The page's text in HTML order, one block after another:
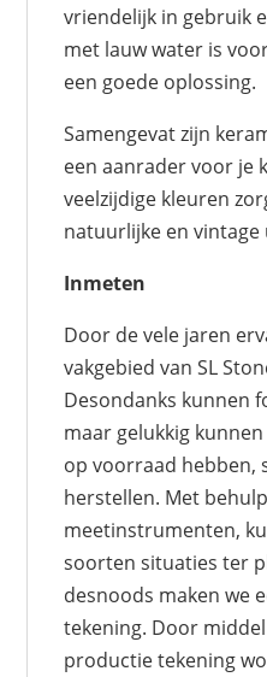
vriendelijk in gebruik
met lauw water is
een goede oplossing.
Samengevat zijn
een aanrader voor je
veelzijdige kleuren
natuurlijke en
Inmeten
Door de vele jaren
vakgebied van SL
Desondanks kunnen
maar gelukkig
op voorraad hebben,
herstellen. Met
meetinstrumenten,
soorten situaties ter
desnoods maken we
tekening. Door
productie tekening